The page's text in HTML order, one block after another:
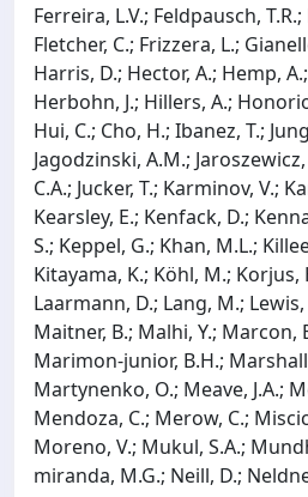
Ferreira, L.V.; Feldpausch, T.R.;
Fletcher, C.; Frizzera, L.;
Harris, D.; Hector, A.; Hemp,
Herbohn, J.; Hillers, A.;
Hui, C.; Cho, H.; Ibanez, T.;
Jagodzinski, A.M.;
C.A.; Jucker, T.; Karminov, V.;
Kearsley, E.; Kenfack, D.;
S.; Keppel, G.; Khan, M.L.;
Kitayama, K.; Köhl, M.; Korjus,
Laarmann, D.; Lang, M.;
Maitner, B.; Malhi, Y.; Marcon,
Marimon‐junior, B.H.;
Martynenko, O.; Meave, J.A.;
Mendoza, C.; Merow, C.;
Moreno, V.; Mukul, S.A.;
miranda, M.G.; Neill, D.;